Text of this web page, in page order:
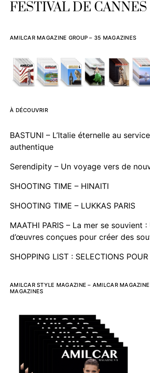
FESTIVAL DE CANNES
AMILCAR MAGAZINE GROUP – 35 MAGAZINES
À DÉCOUVRIR
BASTUNI – L’Italie éternelle au
authentique
Serendipity – Un voyage vers de
SHOOTING TIME – HINAITI
SHOOTING TIME – LUKKAS PARIS
MAATHI PARIS – La mer se souvient
d’œuvres conçues pour créer des
SHOPPING LIST : SELECTIONS
AMILCAR STYLE MAGAZINE – AMILCAR
MAGAZINES